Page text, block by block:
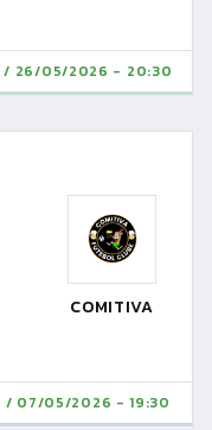
26/05/2026 - 20:30
COMITIVA
07/05/2026 - 19:30